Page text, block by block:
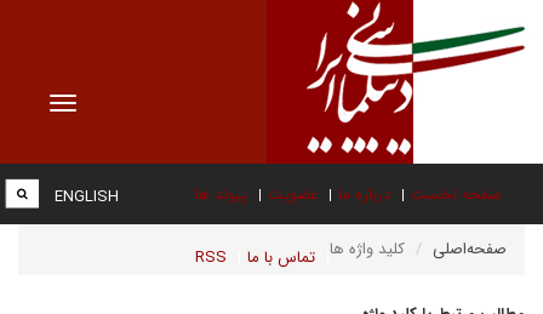
Toggle
صفحه نخست درباره ما عضویت پیوند ها
تماس با ما RSS
ENGLISH
صفحه‌اصلی کلید واژه ها